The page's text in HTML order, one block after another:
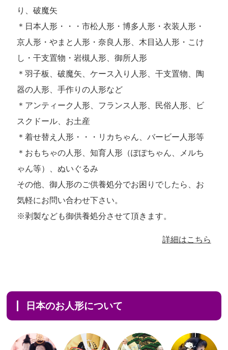
り、破魔矢
＊日本人形・・・市松人形・博多人形・衣装人形・
京人形・やまと人形・奈良人形、木目込人形・こけ
し・干支置物・岩槻人形、御所人形
＊羽子板、破魔矢、ケース入り人形、干支置物、陶
器の人形、手作りの人形など
＊アンティーク人形、フランス人形、民俗人形、ビ
スクドール、お土産
＊着せ替え人形・・・リカちゃん、バービー人形等
＊おもちゃの人形、知育人形（ぽぽちゃん、メルち
ゃん等）、ぬいぐるみ
その他、御人形のご供養処分でお困りでしたら、お
気軽にお問い合わせ下さい。
※剥製なども御供養処分させて頂きます。
詳細はこちら
日本のお人形について